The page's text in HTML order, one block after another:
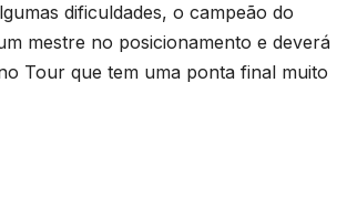
dificuldades, o campeão do
mestre no posicionamento e deverá
Tour que tem uma ponta final muito